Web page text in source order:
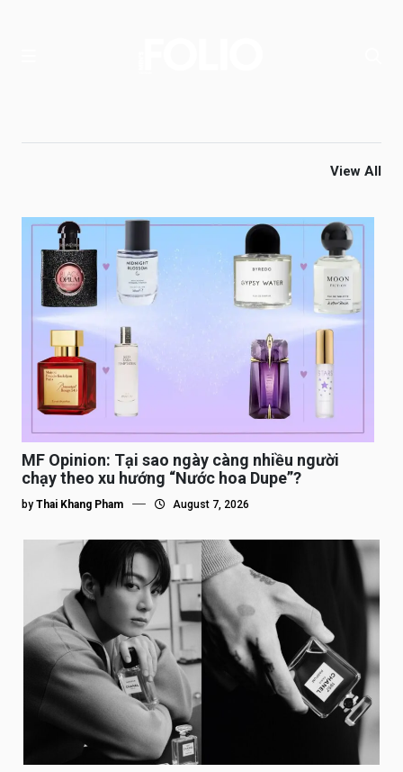
View All
MF Opinion: Tại sao ngày càng nhiều người
chạy theo xu hướng “Nước hoa Dupe”?
by Thai Khang Pham August 7, 2026